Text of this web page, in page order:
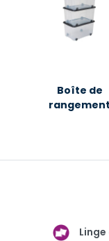
Boîte de
rangement